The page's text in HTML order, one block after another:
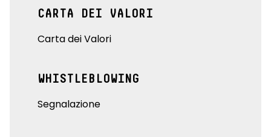
CARTA DEI VALORI
Carta dei Valori
WHISTLEBLOWING
Segnalazione